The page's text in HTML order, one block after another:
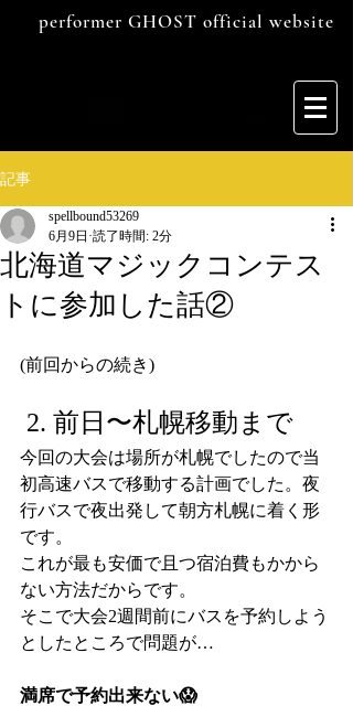
performer GHOST official website
記事
北海道マジックコンテス
トに参加した話②
spellbound53269
6月9日 読了時間: 2分
(前回からの続き)
2. 前日〜札幌移動まで
今回の大会は場所が札幌でしたので当
初高速バスで移動する計画でした。夜
行バスで夜出発して朝方札幌に着く形
です。
これが最も安価で且つ宿泊費もかから
ない方法だからです。
そこで大会2週間前にバスを予約しよう
としたところで問題が…
満席で予約出来ない😱